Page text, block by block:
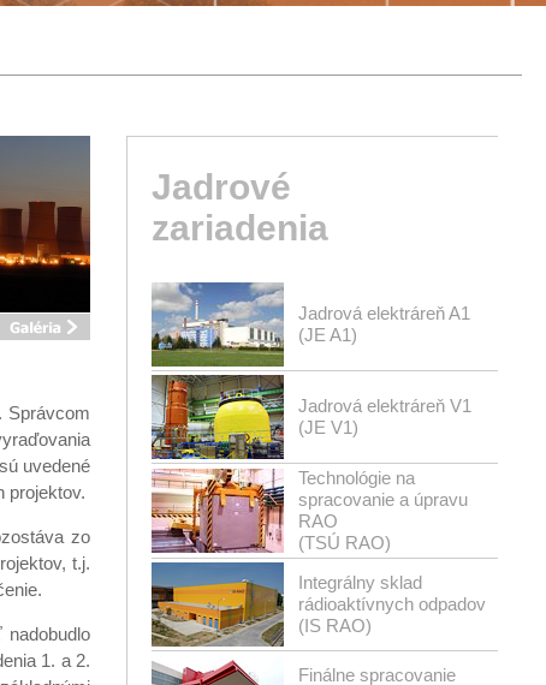
Správcom
uvedené
projektov.
zo
t.j.
1. a 2.
Jadrové
zariadenia
Jadrová elektráreň A1
(JE A1)
Jadrová elektráreň V1
(JE V1)
Technológie na
spracovanie a úpravu
RAO
(TSÚ RAO)
Integrálny sklad
rádioaktívnych odpadov
(IS RAO)
Finálne spracovanie